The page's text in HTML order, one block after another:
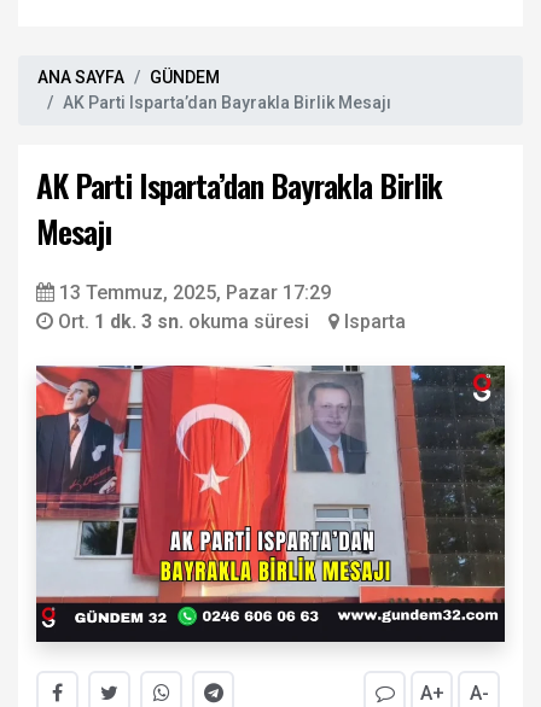
ANA SAYFA
GÜNDEM
AK Parti Isparta’dan Bayrakla Birlik Mesajı
AK Parti Isparta’dan Bayrakla Birlik
Mesajı
13 Temmuz, 2025, Pazar 17:29
Ort. 1 dk. 3 sn. okuma süresi Isparta
A+ A-